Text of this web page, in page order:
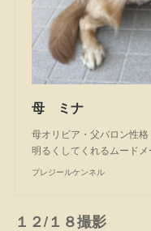
母 ミナ
母オリビア・父バロン性
明るくしてくれるムード
プレジールケンネル
１２/１８撮影